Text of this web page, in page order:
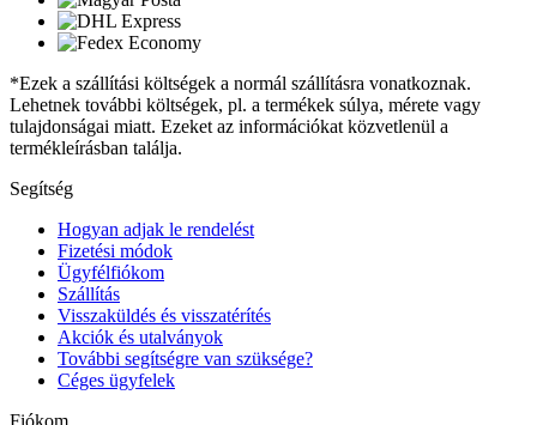
*Ezek a szállítási költségek a normál szállításra vonatkoznak.
Lehetnek további költségek, pl. a termékek súlya, mérete vagy
tulajdonságai miatt. Ezeket az információkat közvetlenül a
termékleírásban találja.
Segítség
Hogyan adjak le rendelést
Fizetési módok
Ügyfélfiókom
Szállítás
Visszaküldés és visszatérítés
Akciók és utalványok
További segítségre van szüksége?
Céges ügyfelek
Fiókom